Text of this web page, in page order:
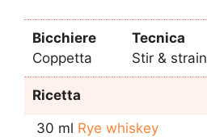
Bicchiere
Coppetta
Tecnica
Stir & strain
Ricetta
30 ml Rye whiskey